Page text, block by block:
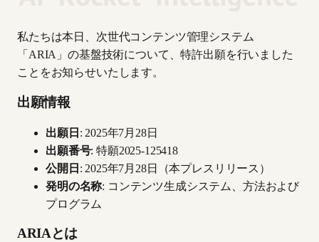
私たちは本日、次世代コンテンツ管理システム
「ARIA」の基盤技術について、特許出願を行いました
ことをお知らせいたします。
出願情報
出願日 : 2025年7月28日
出願番号: 特願2025-125418
公開日 : 2025年7月28日（本プレスリリース）
発明の名称: コンテンツ生成システム、方法および
プログラム
ARIAとは